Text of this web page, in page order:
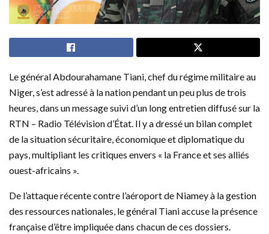
Le général Abdourahamane Tiani, chef du régime militaire au
Niger, s’est adressé à la nation pendant un peu plus de trois
heures, dans un message suivi d’un long entretien diffusé sur la
RTN – Radio Télévision d’État. Il y a dressé un bilan complet
de la situation sécuritaire, économique et diplomatique du
pays, multipliant les critiques envers « la France et ses alliés
ouest-africains ».
De l’attaque récente contre l’aéroport de Niamey à la gestion
des ressources nationales, le général Tiani accuse la présence
française d’être impliquée dans chacun de ces dossiers.